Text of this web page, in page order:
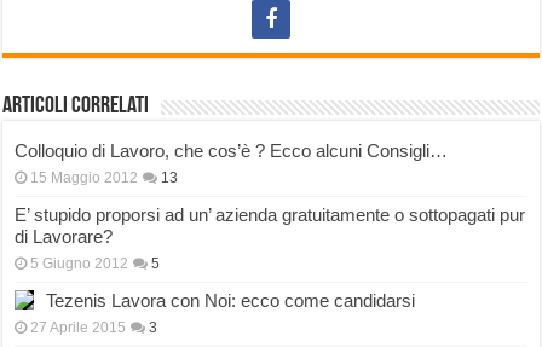
Articoli correlati
Colloquio di Lavoro, che cos’è ? Ecco alcuni Consigli…
15 Maggio 2012 13
E’ stupido proporsi ad un’ azienda gratuitamente o sottopagati pur
di Lavorare?
5 Giugno 2012 5
Tezenis Lavora con Noi: ecco come candidarsi
27 Aprile 2015 3